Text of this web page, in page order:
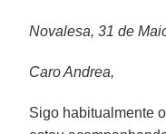
Novalesa, 31 de
Caro Andrea,
Sigo habitualmente